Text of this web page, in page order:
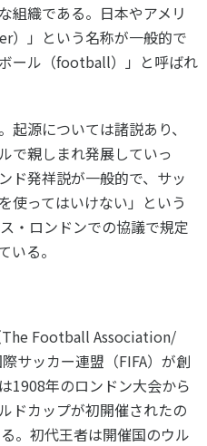
ぶ
―スポーツ政策の『卵』 ―
組織である。日本やアメリ
）」という名称が一般的で
ール（football）」と呼ばれ
起源については諸説あり、
で親しまれ発展していっ
ド発祥説が一般的で、サッ
使ってはいけない」という
・ロンドンでの協議で規定
いる。
The Football Association/
サッカー連盟（FIFA）が創
1908年のロンドン大会から
ドカップが初開催されたの
。初代王者は開催国のウル